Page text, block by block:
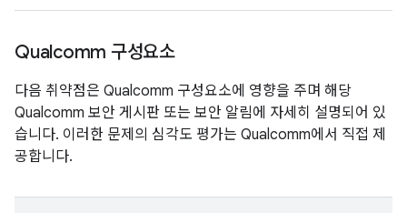
Qualcomm 구성요소
다음 취약점은 Qualcomm 구성요소에 영향을 주며 해당
Qualcomm 보안 게시판 또는 보안 알림에 자세히 설명되어 있
습니다. 이러한 문제의 심각도 평가는 Qualcomm에서 직접 제
공합니다.